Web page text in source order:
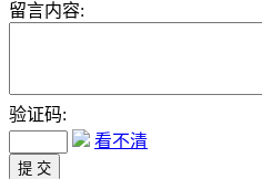
留言内容:
验证码:
看不清